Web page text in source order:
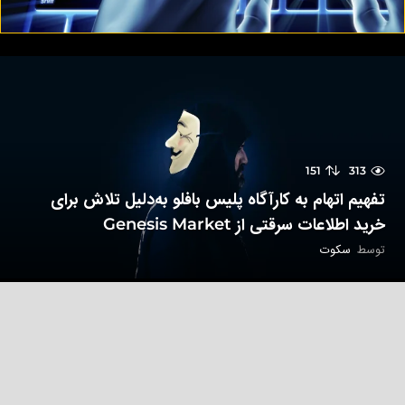
313
151
تفهیم اتهام به کارآگاه پلیس بافلو به‌دلیل تلاش برای
خرید اطلاعات سرقتی از Genesis Market
توسط سکوت